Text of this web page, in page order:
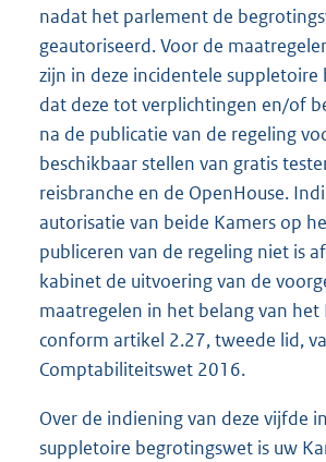
nadat het parlement de
geautoriseerd. Voor de
zijn in deze incidentele
dat deze tot verplichtingen en/of
na de publicatie van de regeling
beschikbaar stellen van gratis
reisbranche en de OpenHouse.
autorisatie van beide Kamers op
publiceren van de regeling niet is
kabinet de uitvoering van de
maatregelen in het belang van het
conform artikel 2.27, tweede lid,
Comptabiliteitswet 2016.
Over de indiening van deze vijfde
suppletoire begrotingswet is uw